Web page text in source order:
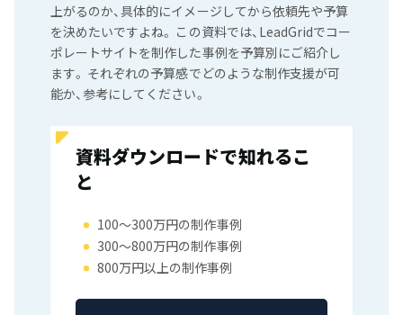
上がるのか、具体的にイメージしてから依頼先や予算
を決めたいですよね。 この資料では、LeadGridでコー
ポレートサイトを制作した事例を予算別にご紹介し
ます。 それぞれの予算感でどのような制作支援が可
能か、参考にしてください。
資料ダウンロードで知れるこ
と
100〜300万円の制作事例
300〜800万円の制作事例
800万円以上の制作事例